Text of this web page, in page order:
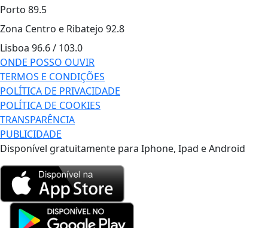
Porto 89.5
Zona Centro e Ribatejo 92.8
Lisboa 96.6 / 103.0
ONDE POSSO OUVIR
TERMOS E CONDIÇÕES
POLÍTICA DE PRIVACIDADE
POLÍTICA DE COOKIES
TRANSPARÊNCIA
PUBLICIDADE
Disponível gratuitamente para Iphone, Ipad e Android